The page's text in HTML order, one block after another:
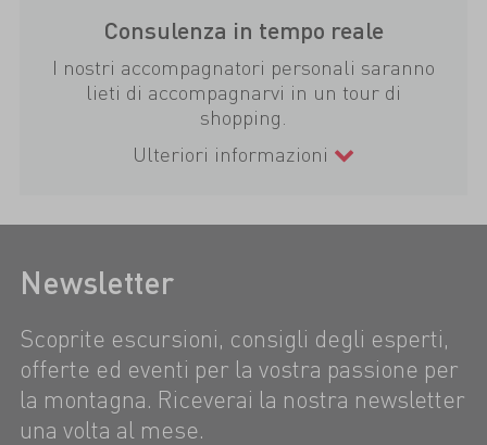
Consulenza in tempo reale
I nostri accompagnatori personali saranno
lieti di accompagnarvi in un tour di
shopping.
Ulteriori informazioni
Newsletter
Scoprite escursioni, consigli degli esperti,
offerte ed eventi per la vostra passione per
la montagna. Riceverai la nostra newsletter
una volta al mese.